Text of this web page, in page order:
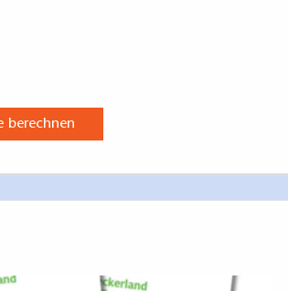
berechnen